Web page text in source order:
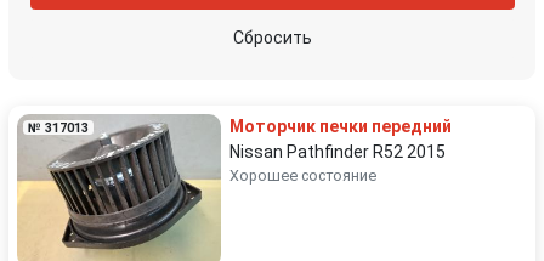
Сбросить
№ 317013
Моторчик печки передний
Nissan Pathfinder R52 2015
Хорошее состояние